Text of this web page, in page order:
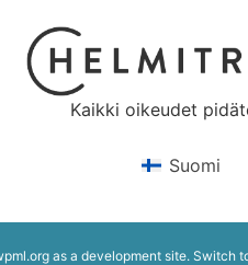
Kaikki oikeudet
Suomi
as a development site. Switch